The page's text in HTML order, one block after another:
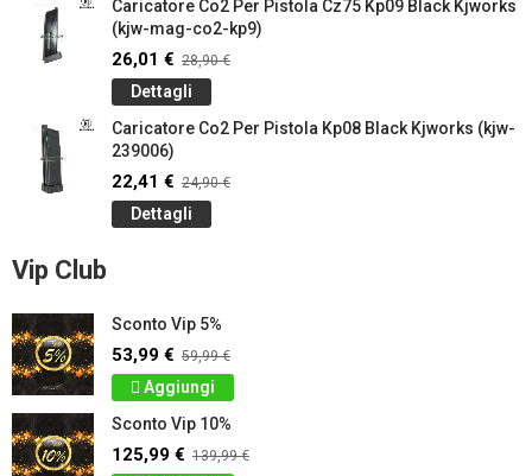
Caricatore Co2 Per Pistola Cz75 Kp09 Black Kjworks
(kjw-mag-co2-kp9)
26,01 € 28,90 €
Dettagli
Caricatore Co2 Per Pistola Kp08 Black Kjworks (kjw-
239006)
22,41 € 24,90 €
Dettagli
Vip Club
Sconto Vip 5%
53,99 € 59,99 €
Aggiungi
Sconto Vip 10%
125,99 € 139,99 €